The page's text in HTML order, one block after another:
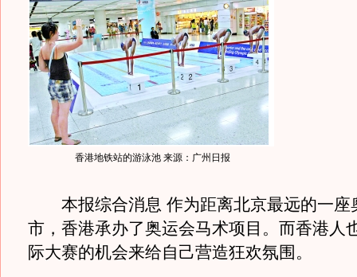
香港地铁站的游泳池 来源：广州日报
本报综合消息 作为距离北京最远的一座
市，香港承办了奥运会马术项目。而香港人
际大赛的机会来给自己营造狂欢氛围。